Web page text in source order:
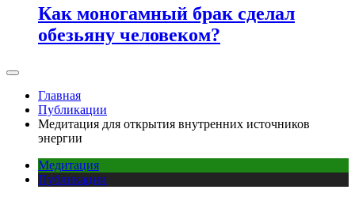
Как моногамный брак сделал
обезьяну человеком?
Главная
Публикации
Медитация для открытия внутренних источников
энергии
Медитация
Публикации